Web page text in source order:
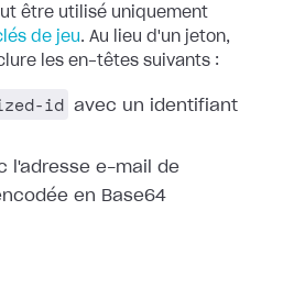
être utilisé uniquement
de jeu . Au lieu d'un jeton,
les en-têtes suivants :
id avec un identifiant
l'adresse e-mail de
en Base64